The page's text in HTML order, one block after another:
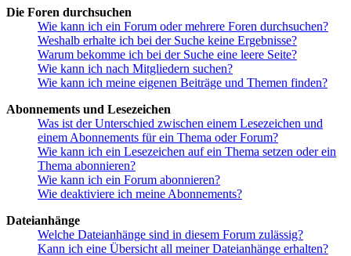
Die Foren durchsuchen
Wie kann ich ein Forum oder mehrere Foren durchsuchen?
Weshalb erhalte ich bei der Suche keine Ergebnisse?
Warum bekomme ich bei der Suche eine leere Seite?
Wie kann ich nach Mitgliedern suchen?
Wie kann ich meine eigenen Beiträge und Themen finden?
Abonnements und Lesezeichen
Was ist der Unterschied zwischen einem Lesezeichen und
einem Abonnements für ein Thema oder Forum?
Wie kann ich ein Lesezeichen auf ein Thema setzen oder ein
Thema abonnieren?
Wie kann ich ein Forum abonnieren?
Wie deaktiviere ich meine Abonnements?
Dateianhänge
Welche Dateianhänge sind in diesem Forum zulässig?
Kann ich eine Übersicht all meiner Dateianhänge erhalten?